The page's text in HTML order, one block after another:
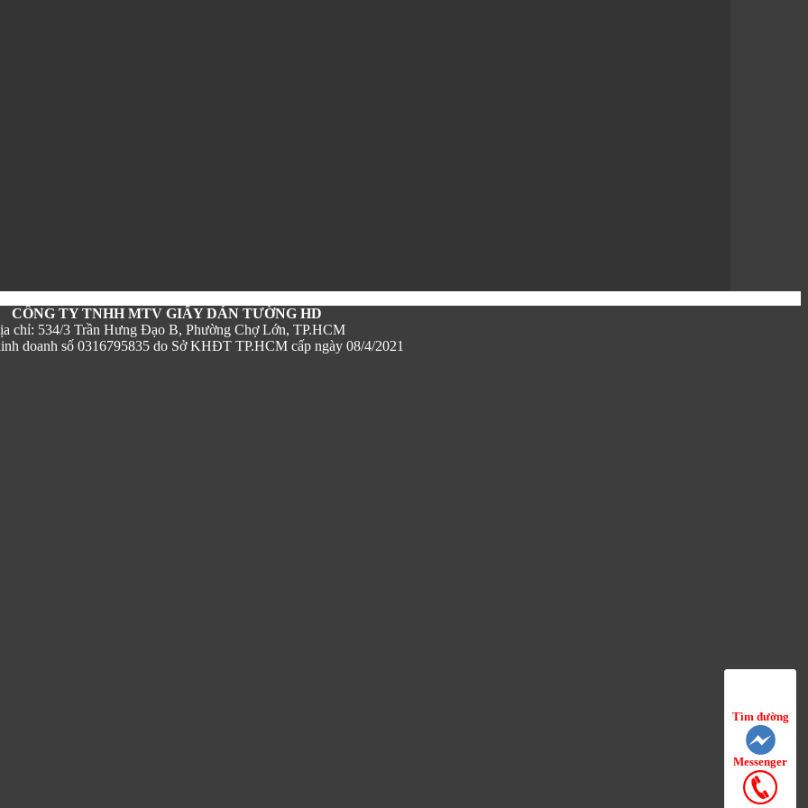
CÔNG TY TNHH MTV GIẤY DÁN TƯỜNG HD
chỉ: 534/3 Trần Hưng Đạo B, Phường Chợ Lớn, TP.HCM
doanh số 0316795835 do Sở KHĐT TP.HCM cấp ngày 08/4/2021
Tìm đường
Messenger